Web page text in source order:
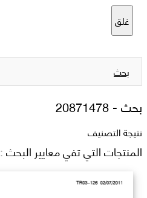
غلق
بحث
بحث -20871478
نتيجة التصنيف
المنتجات التي تفي معايير البحث : 20871478